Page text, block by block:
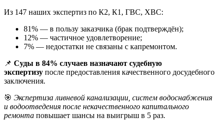
Из 147 наших экспертиз по К2, К1, ГВС, ХВС:
81% — в пользу заказчика (брак подтверждён);
12% — частичное удовлетворение;
7% — недостатки не связаны с капремонтом.
📌 Суды в 84% случаев назначают судебную
экспертизу после предоставления качественного досудебного
заключения.
🎯 Экспертиза ливневой канализации, систем водоснабжения
и водоотведения после некачественного капитального
ремонта повышает шансы на выигрыш в 5 раз.